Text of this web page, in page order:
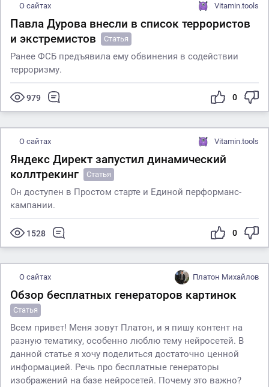
О сайтах Vitamin.tools
Павла Дурова внесли в список террористов
и экстремистов
Статья
Ранее ФСБ предъявила ему обвинения в содействии
терроризму.
979 0
О сайтах Vitamin.tools
Яндекс Директ запустил динамический
коллтрекинг
Статья
Он доступен в Простом старте и Единой перформанс-
кампании.
1528 0
О сайтах Платон Михайлов
Обзор бесплатных генераторов картинок
Статья
Всем привет! Меня зовут Платон, и я пишу контент на
разную тематику, особенно люблю тему нейросетей. В
данной статье я хочу поделиться достаточно ценной
информацией. Речь про бесплатные генераторы
изображений на базе нейросетей. Почему это важно?